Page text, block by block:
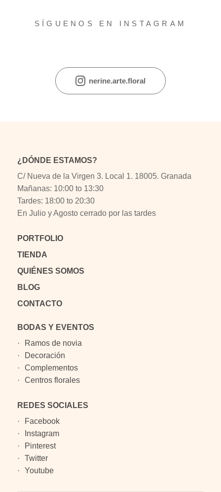
SÍGUENOS EN INSTAGRAM
nerine.arte.floral
¿DÓNDE ESTAMOS?
C/ Nueva de la Virgen 3. Local 1. 18005. Granada
Mañanas: 10:00 to 13:30
Tardes: 18:00 to 20:30
En Julio y Agosto cerrado por las tardes
PORTFOLIO
TIENDA
QUIÉNES SOMOS
BLOG
CONTACTO
BODAS Y EVENTOS
Ramos de novia
Decoración
Complementos
Centros florales
REDES SOCIALES
Facebook
Instagram
Pinterest
Twitter
Youtube